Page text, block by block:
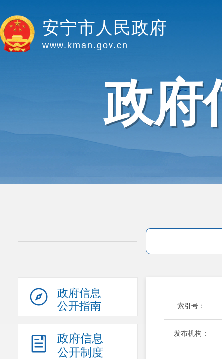
安宁市人民政府
www.kman.gov.cn
政府
政府信息
公开指南
政府信息
公开制度
索引号：
发布机构：